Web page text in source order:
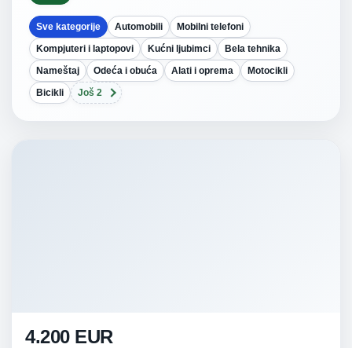
Sve kategorije Automobili
Mobilni telefoni
Kompjuteri i laptopovi
Kućni ljubimci
Bela tehnika
Nameštaj
Odeća i obuća Alati i oprema
Motocikli
Bicikli
Još 2
4.200 EUR